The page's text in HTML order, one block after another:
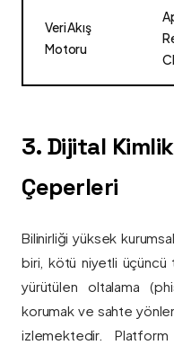
Veri Akış
Motoru
3. Dijital
Çeperleri
Bilinirliği yüksek
biri, kötü niyetli üçüncü
yürütülen oltalama
korumak ve sahte
izlemektedir.